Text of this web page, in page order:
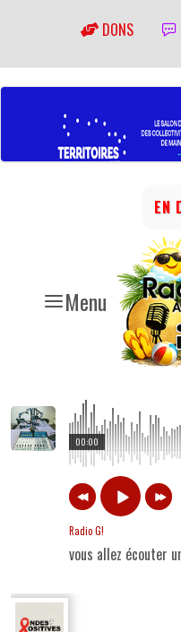
DONS
Menu
EN
00:00
Radio G!
vous allez écouter